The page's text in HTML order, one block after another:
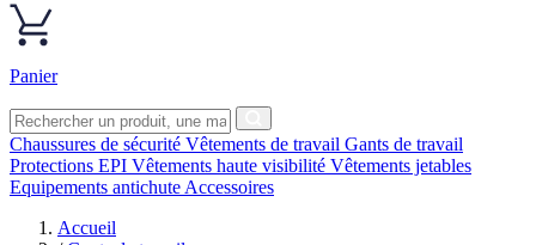
Panier
Chaussures de sécurité Vêtements de travail Gants de travail
Protections EPI Vêtements haute visibilité Vêtements jetables
Equipements antichute Accessoires
Accueil